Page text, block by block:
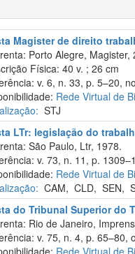
Magister de direito
Porto Alegre, Magister,
Física: 40 v. ; 26 cm
v. 6, n. 33, p. 5–20,
Rede Virtual de
STJ
LTr: legislação do
São Paulo, Ltr, 1978.
v. 73, n. 11, p.
Rede Virtual de
CAM,CLD,SEN,
do Tribunal Superior do
Rio de Janeiro,
v. 75, n. 4, p. 65–80,
Rede Virtual de